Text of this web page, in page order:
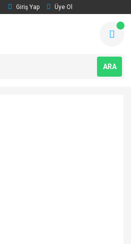
Giriş Yap Üye Ol
ARA